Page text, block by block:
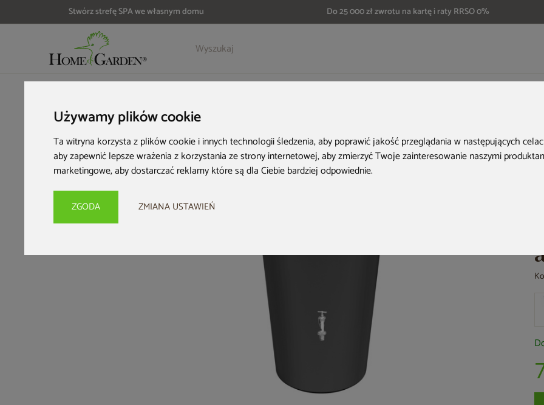
Używamy plików cookie
Ta witryna korzysta z plików cookie i innych technologii śledzenia, aby poprawić jakość przeglądania w następujących
aby zapewnić lepsze wrażenia z korzystania ze strony internetowej,aby zmierzyć Twoje zainteresowanie naszymi
marketingowe,aby dostarczać reklamy które są dla Ciebie bardziej odpowiednie.
ZGODA ZMIANA USTAWIEŃ
Stwórz strefę SPA we własnym domu Do 25 000 zł zwrotu na kartę i raty RRSO 0%
Szczegóły Opinie Akcesoria